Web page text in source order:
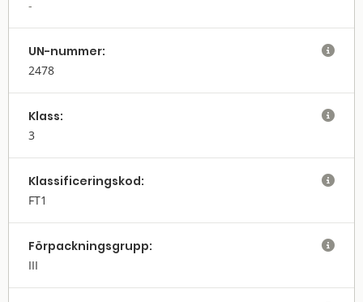
UN-nummer:
2478

Klass:
3

Klassifi­cerings­kod:
FT1

Förpack­nings­grupp:
III
